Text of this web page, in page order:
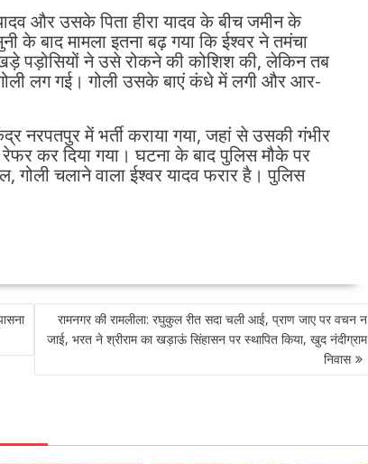
और उसके पिता हीरा यादव के बीच जमीन के
के बाद मामला इतना बढ़ गया कि ईश्वर ने तमंचा
पड़ोसियों ने उसे रोकने की कोशिश की, लेकिन तब
लग गई। गोली उसके बाएं कंधे में लगी और आर-
नरपतपुर में भर्ती कराया गया, जहां से उसकी गंभीर
कर दिया गया। घटना के बाद पुलिस मौके पर
चलाने वाला ईश्वर यादव फरार है। पुलिस
रामनगर की रामलीला: रघुकुल रीत सदा चली आई, प्राण जाए पर वचन न
जाई, भरत ने श्रीराम का खड़ाऊं सिंहासन पर स्थापित किया, खुद नंदीग्राम
निवास